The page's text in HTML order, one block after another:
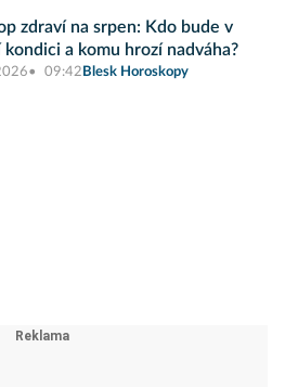
zdraví na srpen: Kdo bude v
kondici a komu hrozí nadváha?
09:42 Blesk Horoskopy